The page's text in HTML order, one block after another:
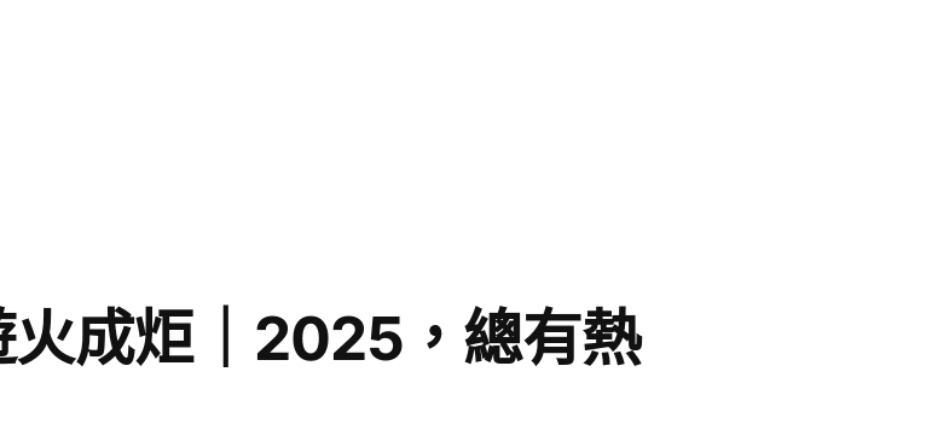
火成炬｜2025，總有熱